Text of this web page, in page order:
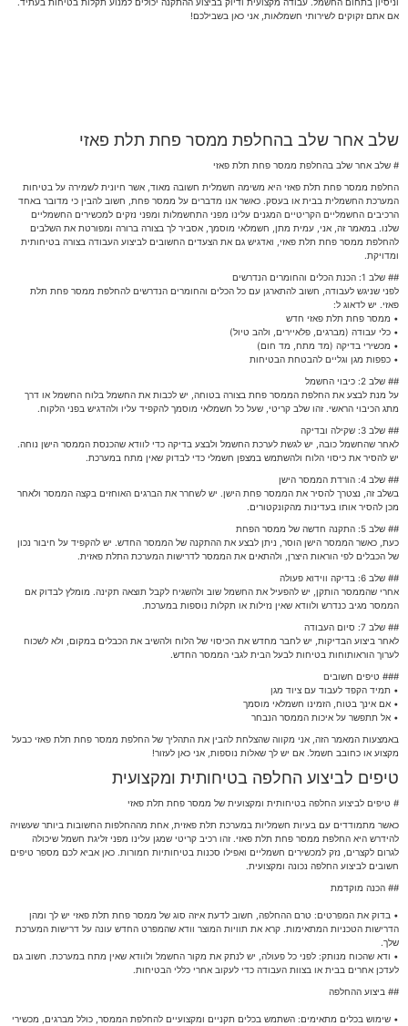
אם אתם זקוקים לשירותי חשמלאות, אני כאן בשבילכם!
שלב אחר שלב בהחלפת ממסר פחת תלת פאזי
# שלב אחר שלב בהחלפת ממסר פחת תלת פאזי
החלפת ממסר פחת תלת פאזי היא משימה חשמלית חשובה מאוד, אשר חיונית לשמירה על בטיחות
המערכת החשמלית בבית או בעסק. כאשר אנו מדברים על ממסר פחת, חשוב להבין כי מדובר באחד
הרכיבים החשמליים הקריטיים המגנים עלינו מפני התחשמלות ומפני נזקים למכשירים החשמליים
שלנו. במאמר זה, אני, עמית מתן, חשמלאי מוסמך, אסביר לך בצורה ברורה ומפורטת את השלבים
להחלפת ממסר פחת תלת פאזי, ואדגיש גם את הצעדים החשובים לביצוע העבודה בצורה בטיחותית
ומדויקת.
## שלב 1: הכנת הכלים והחומרים הנדרשים
לפני שניגש לעבודה, חשוב להתארגן עם כל הכלים והחומרים הנדרשים להחלפת ממסר פחת תלת
פאזי. יש לדאוג ל:
• ממסר פחת תלת פאזי חדש
• כלי עבודה (מברגים, פלאיירים, ולהב טיול)
• מכשירי בדיקה (מד מתח, מד חום)
• כפפות מגן וגליים להבטחת הבטיחות
## שלב 2: כיבוי החשמל
על מנת לבצע את החלפת הממסר פחת בצורה בטוחה, יש לכבות את החשמל בלוח החשמל או דרך
מתג הכיבוי הראשי. זהו שלב קריטי, שעל כל חשמלאי מוסמך להקפיד עליו ולהדגיש בפני הלקוח.
## שלב 3: שקילה ובדיקה
לאחר שהחשמל כובה, יש לגשת לערכת החשמל ולבצע בדיקה כדי לוודא שהכנסת הממסר הישן נוחה.
יש להסיר את כיסוי הלוח ולהשתמש במצפן חשמלי כדי לבדוק שאין מתח במערכת.
## שלב 4: הורדת הממסר הישן
בשלב זה, נצטרך להסיר את הממסר פחת הישן. יש לשחרר את הברגים האוחזים בקצה הממסר ולאחר
מכן להסיר אותו בעדינות מהקונקטורים.
## שלב 5: התקנה חדשה של ממסר הפחת
כעת, כאשר הממסר הישן הוסר, ניתן לבצע את ההתקנה של הממסר החדש. יש להקפיד על חיבור נכון
של הכבלים לפי הוראות היצרן, ולהתאים את הממסר לדרישות המערכת התלת פאזית.
## שלב 6: בדיקה ווידוא פעולה
אחרי שהממסר הותקן, יש להפעיל את החשמל שוב ולהשגיח לקבל תוצאה תקינה. מומלץ לבדוק אם
הממסר מגיב כנדרש ולוודא שאין נזילות או תקלות נוספות במערכת.
## שלב 7: סיום העבודה
לאחר ביצוע הבדיקות, יש לחבר מחדש את הכיסוי של הלוח ולהשיב את הכבלים במקום, ולא לשכוח
לערוך הוראותוחות בטיחות לבעל הבית לגבי הממסר החדש.
### טיפים חשובים
• תמיד הקפד לעבוד עם ציוד מגן
• אם אינך בטוח, הזמינו חשמלאי מוסמך
• אל תתפשר על איכות הממסר הנבחר
באמצעות המאמר הזה, אני מקווה שהצלחת להבין את התהליך של החלפת ממסר פחת תלת פאזי כבעל
מקצוע או כחובב חשמל. אם יש לך שאלות נוספות, אני כאן לעזור!
טיפים לביצוע החלפה בטיחותית ומקצועית
# טיפים לביצוע החלפה בטיחותית ומקצועית של ממסר פחת תלת פאזי
כאשר מתמודדים עם בעיות חשמליות במערכת תלת פאזית, אחת מההחלפות החשובות ביותר שעשויה
להידרש היא החלפת ממסר פחת תלת פאזי. זהו רכיב קריטי שמגן עלינו מפני זליגת חשמל שיכולה
לגרום לקצרים, נזק למכשירים חשמליים ואפילו סכנות בטיחותיות חמורות. כאן אביא לכם מספר טיפים
חשובים לביצוע החלפה נכונה ומקצועית.
## הכנה מוקדמת
• בדוק את המפרטים: טרם ההחלפה, חשוב לדעת איזה סוג של ממסר פחת תלת פאזי יש לך ומהן
הדרישות הטכניות המתאימות. קרא את תוויות המוצר וודא שהמפרט החדש עונה על דרישות המערכת
שלך.
• ודא שהכוח מנותק: לפני כל פעולה, יש לנתק את מקור החשמל ולוודא שאין מתח במערכת. חשוב גם
לעדכן אחרים בבית או בצוות העבודה כדי לעקוב אחרי כללי הבטיחות.
## ביצוע ההחלפה
• שימוש בכלים מתאימים: השתמש בכלים תקניים ומקצועיים להחלפת הממסר, כולל מברגים, מכשירי